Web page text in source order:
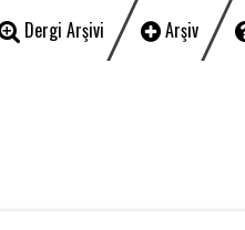
Dergi Arşivi Arşiv